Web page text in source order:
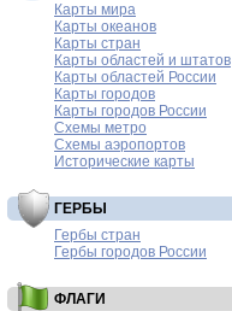
Карты мира
Карты океанов
Карты стран
Карты областей и штатов
Карты областей России
Карты городов
Карты городов России
Схемы метро
Схемы аэропортов
Исторические карты
ГЕРБЫ
Гербы стран
Гербы городов России
ФЛАГИ